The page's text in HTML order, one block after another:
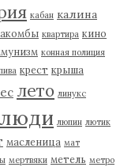
кабан калина
квартира кино
конная полиция
крест крыша
лето линукс
люди люпин лютик
масленица мат
мертвяки метель метро